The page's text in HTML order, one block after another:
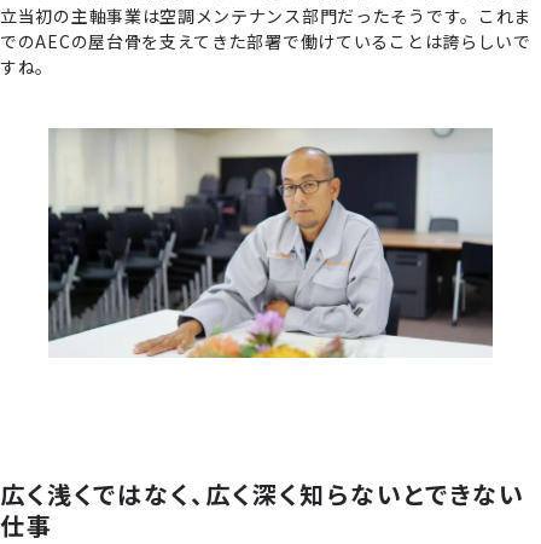
立当初の主軸事業は空調メンテナンス部門だったそうです。これま
でのAECの屋台骨を支えてきた部署で働けていることは誇らしいで
すね。
広く浅くではなく、広く深く知らないとできない
仕事